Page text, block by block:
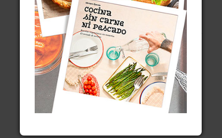
adecuada y no permanecen mucho tiempo
en el aceite, no.
—¿Se nota el anís? ¿Laspueden comer
los niños, al tener alcohol?— Sí se nota un
sutil sabor a anís, muy agradable en mi
opinión. En cuanto al alcohol, imagino que
la mayor parte se evaporará en la fritura,
pero nunca se puede estar seguro al 100%.
una vez